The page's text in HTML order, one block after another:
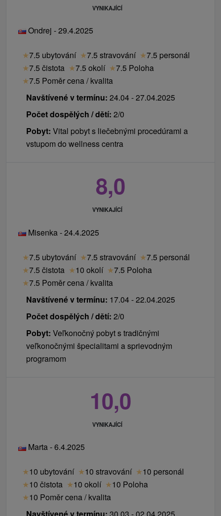
VYNIKAJÍCÍ
Ondrej - 29.4.2025
★7.5 ubytování ★7.5 stravování ★7.5 personál
★7.5 čistota ★7.5 okolí ★7.5 Poloha
★7.5 Poměr cena / kvalita
Navštívené v termínu: 24.04 - 27.04.2025
Počet dospělých / dětí: 2/0
Pobyt: Vital pobyt s liečebnými procedúrami a
vstupom do wellness centra
8,0
VYNIKAJÍCÍ
Misenka - 24.4.2025
★7.5 ubytování ★7.5 stravování ★7.5 personál
★7.5 čistota ★10 okolí ★7.5 Poloha
★7.5 Poměr cena / kvalita
Navštívené v termínu: 17.04 - 22.04.2025
Počet dospělých / dětí: 2/0
Pobyt: Veľkonočný pobyt s tradičnými
veľkonočnými špecialitami a sprievodným
programom
10,0
VYNIKAJÍCÍ
Marta - 6.4.2025
★10 ubytování ★10 stravování ★10 personál
★10 čistota ★10 okolí ★10 Poloha
★10 Poměr cena / kvalita